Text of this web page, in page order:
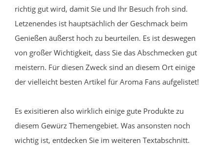
richtig gut wird, damit Sie und Ihr Besuch froh sind.
Letzenendes ist hauptsächlich der Geschmack beim
Genießen äußerst hoch zu beurteilen. Es ist deswegen
von großer Wichtigkeit, dass Sie das Abschmecken gut
meistern. Für diesen Zweck sind an diesem Ort einige
der vielleicht besten Artikel für Aroma Fans aufgelistet!
Es exisitieren also wirklich einige gute Produkte zu
diesem Gewürz Themengebiet. Was ansonsten noch
wichtig ist, entdecken Sie im weiteren Textabschnitt.